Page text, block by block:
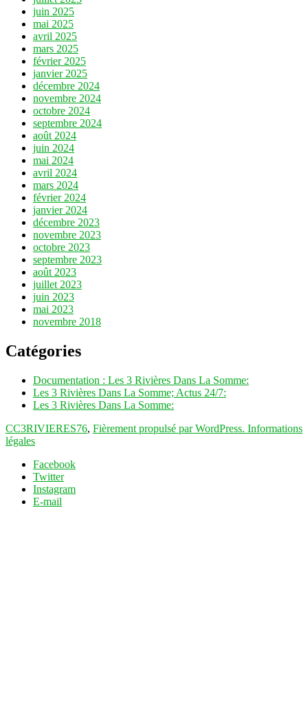
juin 2025
mai 2025
avril 2025
mars 2025
février 2025
janvier 2025
décembre 2024
novembre 2024
octobre 2024
septembre 2024
août 2024
juin 2024
mai 2024
avril 2024
mars 2024
février 2024
janvier 2024
décembre 2023
novembre 2023
octobre 2023
septembre 2023
août 2023
juillet 2023
juin 2023
mai 2023
novembre 2018
Catégories
Documentation : Les 3 Rivières Dans La Somme:
Les 3 Rivières Dans La Somme; Actus 24/7:
Les 3 Rivières Dans La Somme:
CC3RIVIERES76, Fièrement propulsé par WordPress. Informations
légales
Facebook
Twitter
Instagram
E-mail